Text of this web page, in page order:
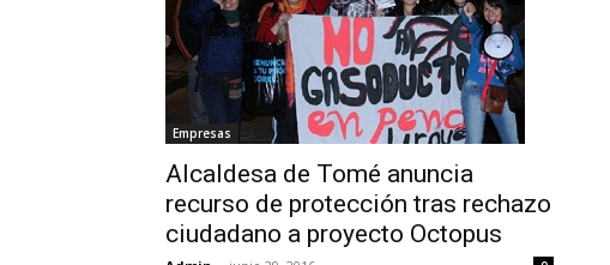
Empresas
Alcaldesa de Tomé anuncia
recurso de protección tras rechazo
ciudadano a proyecto Octopus